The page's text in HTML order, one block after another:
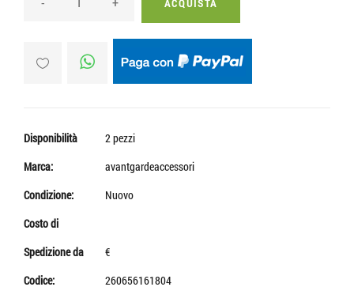
ACQUISTA
Disponibilità
2 pezzi
Marca:
avantgardeaccessori
Condizione:
Nuovo
Costo di
Spedizione da
€
Codice:
260656161804